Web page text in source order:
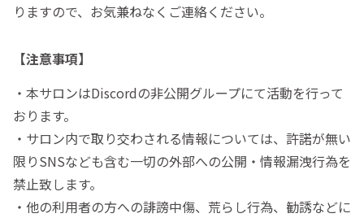
りますので、お気兼ねなくご連絡ください。
【注意事項】
・本サロンはDiscordの非公開グループにて活動を行って
おります。
・サロン内で取り交わされる情報については、許諾が無い
限りSNSなども含む一切の外部への公開・情報漏洩行為を
禁止致します。
・他の利用者の方への誹謗中傷、荒らし行為、勧誘などに